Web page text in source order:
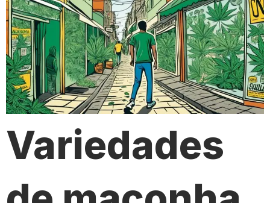
Variedades